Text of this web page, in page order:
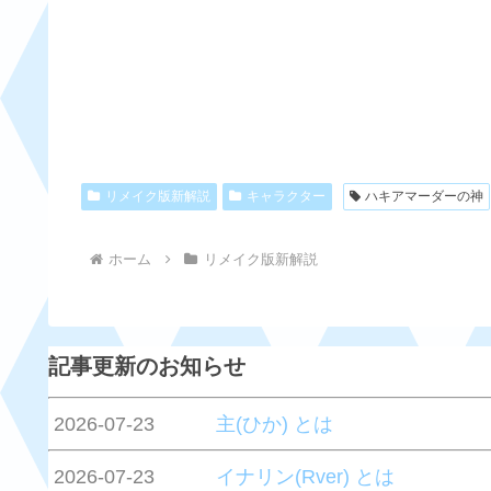
能力
リメイク版新解説 キャラクター ハキアマーダーの神
ホーム リメイク版新解説
記事更新のお知らせ
2026-07-23 主(ひか) とは
2026-07-23 イナリン(Rver) とは